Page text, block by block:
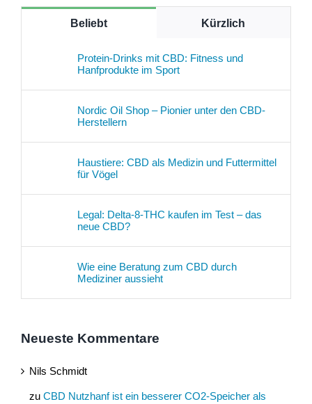
Beliebt Kürzlich
Protein-Drinks mit CBD: Fitness und
Hanfprodukte im Sport
Nordic Oil Shop – Pionier unter den CBD-
Herstellern
Haustiere: CBD als Medizin und Futtermittel
für Vögel
Legal: Delta-8-THC kaufen im Test – das
neue CBD?
Wie eine Beratung zum CBD durch
Mediziner aussieht
Neueste Kommentare
Nils Schmidt
zu CBD Nutzhanf ist ein besserer CO2-Speicher als